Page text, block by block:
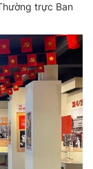
trực Ban